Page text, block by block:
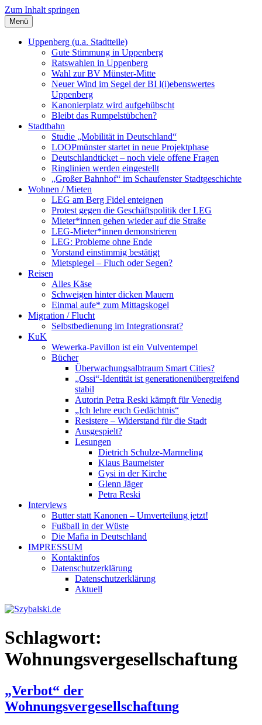
Zum Inhalt springen
Szybalski.de
Infos über und von Werner Szybalski (Münster)
Menü
Uppenberg (u.a. Stadtteile)
Gute Stimmung in Uppenberg
Ratswahlen in Uppenberg
Wahl zur BV Münster-Mitte
Neuer Wind im Segel der BI l(i)ebenswertes
Uppenberg
Kanonierplatz wird aufgehübscht
Bleibt das Rumpelstübchen?
Stadtbahn
Studie „Mobilität in Deutschland“
LOOPmünster startet in neue Projektphase
Deutschlandticket – noch viele offene Fragen
Ringlinien werden eingestellt
„Großer Bahnhof“ im Schaufenster Stadtgeschichte
Wohnen / Mieten
LEG am Berg Fidel enteignen
Protest gegen die Geschäftspolitik der LEG
Mieter*innen gehen wieder auf die Straße
LEG-Mieter*innen demonstrieren
LEG: Probleme ohne Ende
Vorstand einstimmig bestätigt
Mietspiegel – Fluch oder Segen?
Reisen
Alles Käse
Schweigen hinter dicken Mauern
Einmal aufe* zum Mittagskogel
Migration / Flucht
Selbstbedienung im Integrationsrat?
KuK
Wewerka-Pavillon ist ein Vulventempel
Bücher
Überwachungsalbtraum Smart Cities?
„Ossi“-Identität ist generationenübergreifend
stabil
Autorin Petra Reski kämpft für Venedig
„Ich lehre euch Gedächtnis“
Resistere – Widerstand für die Stadt
Ausgespielt?
Lesungen
Dietrich Schulze-Marmeling
Klaus Baumeister
Gysi in der Kirche
Glenn Jäger
Petra Reski
Interviews
Butter statt Kanonen – Umverteilung jetzt!
Fußball in der Wüste
Die Mafia in Deutschland
IMPRESSUM
Kontaktinfos
Datenschutzerklärung
Datenschutzerklärung
Aktuell
Schlagwort:
Wohnungsvergesellschaftung
„Verbot“ der
Wohnungsvergesellschaftung